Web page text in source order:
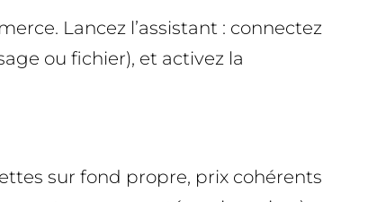
Lancez l’assistant : connectez
ou fichier), et activez la
sur fond propre, prix cohérents